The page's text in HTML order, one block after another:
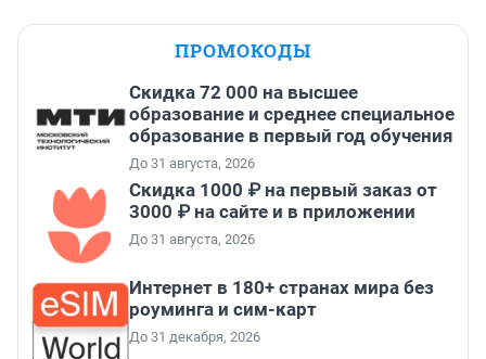
ПРОМОКОДЫ
Скидка 72 000 на высшее
образование и среднее специальное
образование в первый год обучения
До 31 августа, 2026
Скидка 1000 ₽ на первый заказ от
3000 ₽ на сайте и в приложении
До 31 августа, 2026
Интернет в 180+ странах мира без
роуминга и сим-карт
До 31 декабря, 2026